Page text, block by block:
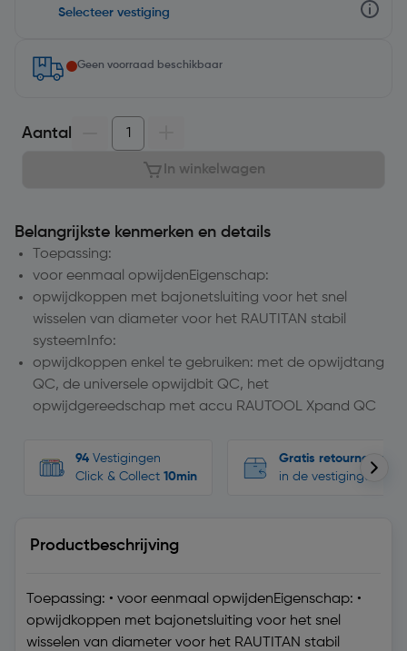
Selecteer vestiging
Geen voorraad beschikbaar
Aantal
In winkelwagen
Belangrijkste kenmerken en details
Toepassing:
voor eenmaal opwijdenEigenschap:
opwijdkoppen met bajonetsluiting voor het snel
wisselen van diameter voor het RAUTITAN stabil
systeemInfo:
opwijdkoppen enkel te gebruiken: met de opwijdtang
QC, de universele opwijdbit QC, het
opwijdgereedschap met accu RAUTOOL Xpand QC
94 Vestigingen
Click & Collect 10min
Gratis retourneren
in de vestigingen
Productbeschrijving
Toepassing: • voor eenmaal opwijdenEigenschap: •
opwijdkoppen met bajonetsluiting voor het snel
wisselen van diameter voor het RAUTITAN stabil